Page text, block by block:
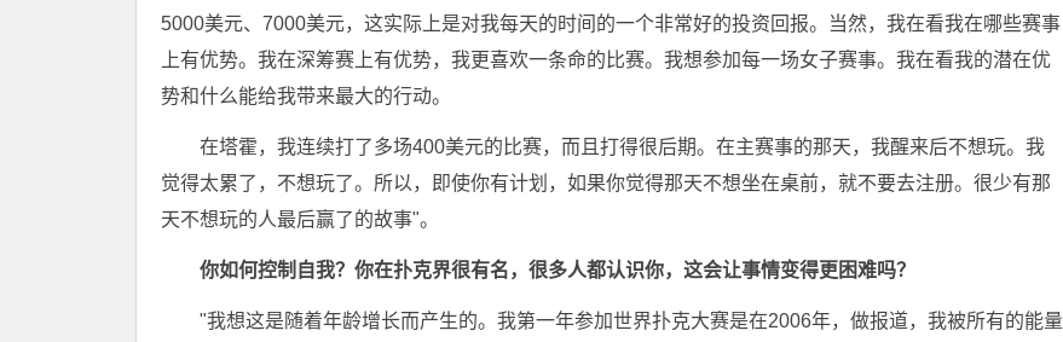
5000美元、7000美元，这实际上是对我每天的时间的一个非常好的投资回报。当然，我在看我在哪些赛事
上有优势。我在深筹赛上有优势，我更喜欢一条命的比赛。我想参加每一场女子赛事。我在看我的潜在优
势和什么能给我带来最大的行动。
在塔霍，我连续打了多场400美元的比赛，而且打得很后期。在主赛事的那天，我醒来后不想玩。我
觉得太累了，不想玩了。所以，即使你有计划，如果你觉得那天不想坐在桌前，就不要去注册。很少有那
天不想玩的人最后赢了的故事"。
你如何控制自我？你在扑克界很有名，很多人都认识你，这会让事情变得更困难吗？
"我想这是随着年龄增长而产生的。我第一年参加世界扑克大赛是在2006年，做报道，我被所有的能量